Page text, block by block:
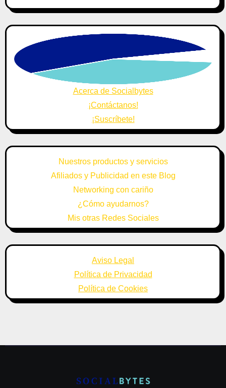
Acerca de Socialbytes
¡Contáctanos!
¡Suscríbete!
Nuestros productos y servicios
Afiliados y Publicidad en este Blog
Networking con cariño
¿Cómo ayudarnos?
Mis otras Redes Sociales
Aviso Legal
Política de Privacidad
Política de Cookies